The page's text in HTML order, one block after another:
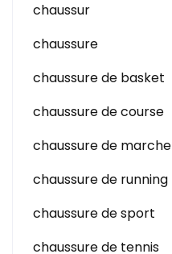
chaussur
chaussure
chaussure de basket
chaussure de course
chaussure de marche
chaussure de running
chaussure de sport
chaussure de tennis